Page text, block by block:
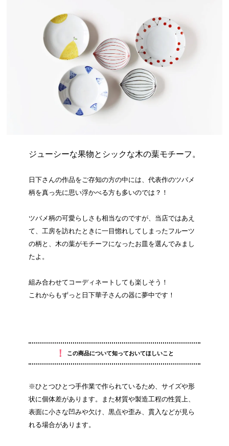
ジューシーな果物とシックな木の葉モチーフ。
日下さんの作品をご存知の方の中には、代表作のツバメ
柄を真っ先に思い浮かべる方も多いのでは？！
ツバメ柄の可愛らしさも相当なのですが、当店ではあえ
て、工房を訪れたときに一目惚れしてしまったフルーツ
の柄と、木の葉がモチーフになったお皿を選んでみまし
たよ。
組み合わせてコーディネートしても楽しそう！
これからもずっと日下華子さんの器に夢中です！
！ この商品について知っておいてほしいこと
※ひとつひとつ手作業で作られているため、サイズや形
状に個体差があります。また材質や製造工程の性質上、
表面に小さな凹みや欠け、黒点や歪み、貫入などが見ら
れる場合があります。